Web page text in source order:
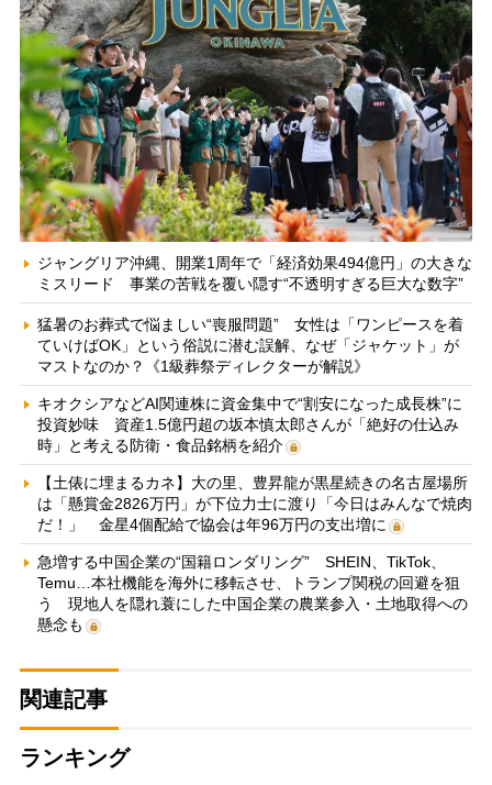
ジャングリア沖縄、開業1周年で「経済効果494億円」の大きな
ミスリード 事業の苦戦を覆い隠す“不透明すぎる巨大な数字”
猛暑のお葬式で悩ましい“喪服問題” 女性は「ワンピースを着
ていけばOK」という俗説に潜む誤解、なぜ「ジャケット」が
マストなのか？《1級葬祭ディレクターが解説》
キオクシアなどAI関連株に資金集中で“割安になった成長株”に
投資妙味 資産1.5億円超の坂本慎太郎さんが「絶好の仕込み
時」と考える防衛・食品銘柄を紹介
【土俵に埋まるカネ】大の里、豊昇龍が黒星続きの名古屋場所
は「懸賞金2826万円」が下位力士に渡り「今日はみんなで焼肉
だ！」 金星4個配給で協会は年96万円の支出増に
急増する中国企業の“国籍ロンダリング” SHEIN、TikTok、
Temu…本社機能を海外に移転させ、トランプ関税の回避を狙
う 現地人を隠れ蓑にした中国企業の農業参入・土地取得への
懸念も
関連記事
ランキング